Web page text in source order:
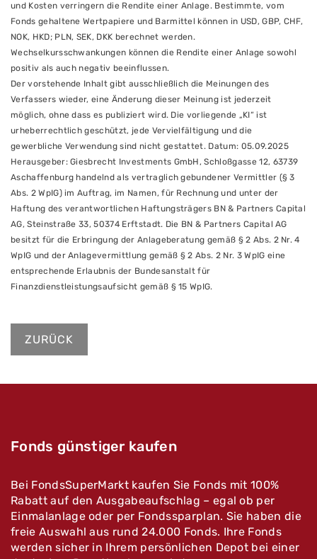
und Kosten verringern die Rendite einer Anlage. Bestimmte, vom
Fonds gehaltene Wertpapiere und Barmittel können in USD, GBP, CHF,
NOK, HKD; PLN, SEK, DKK berechnet werden.
Wechselkursschwankungen können die Rendite einer Anlage sowohl
positiv als auch negativ beeinflussen.
Der vorstehende Inhalt gibt ausschließlich die Meinungen des
Verfassers wieder, eine Änderung dieser Meinung ist jederzeit
möglich, ohne dass es publiziert wird. Die vorliegende „KI“ ist
urheberrechtlich geschützt, jede Vervielfältigung und die
gewerbliche Verwendung sind nicht gestattet. Datum: 05.09.2025
Herausgeber: Giesbrecht Investments GmbH, Schloßgasse 12, 63739
Aschaffenburg handelnd als vertraglich gebundener Vermittler (§ 3
Abs. 2 WpIG) im Auftrag, im Namen, für Rechnung und unter der
Haftung des verantwortlichen Haftungsträgers BN & Partners Capital
AG, Steinstraße 33, 50374 Erftstadt. Die BN & Partners Capital AG
besitzt für die Erbringung der Anlageberatung gemäß § 2 Abs. 2 Nr. 4
WpIG und der Anlagevermittlung gemäß § 2 Abs. 2 Nr. 3 WpIG eine
entsprechende Erlaubnis der Bundesanstalt für
Finanzdienstleistungsaufsicht gemäß § 15 WpIG.
ZURÜCK
Fonds günstiger kaufen
Bei FondsSuperMarkt kaufen Sie Fonds mit 100%
Rabatt auf den Ausgabeaufschlag – egal ob per
Einmalanlage oder per Fondssparplan. Sie haben die
freie Auswahl aus rund 24.000 Fonds. Ihre Fonds
werden sicher in Ihrem persönlichen Depot bei einer